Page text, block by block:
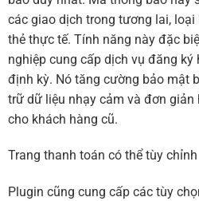
các giao dịch trong tương lai,
thẻ thực tế. Tính năng này đặc
nghiệp cung cấp dịch vụ đăng ký
định kỳ. Nó tăng cường bảo mật
trữ dữ liệu nhạy cảm và đơn
cho khách hàng cũ.
Trang thanh toán có thể tùy chỉnh
Plugin cũng cung cấp các tùy